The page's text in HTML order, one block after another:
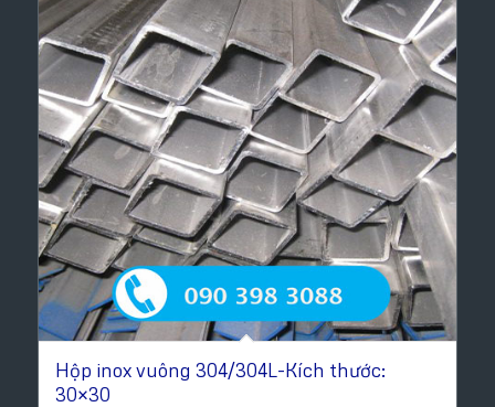
Hộp inox vuông 304/304L-Kích thước:
30×30